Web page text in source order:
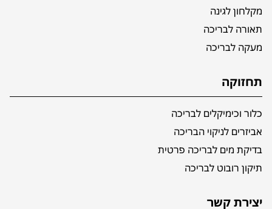
מקלחון לגינה
תאורה לבריכה
מעקה לבריכה
תחזוקה
כלור וכימיקלים לבריכה
אביזרים לניקוי הבריכה
בדיקת מים לבריכה פרטית
תיקון רובוט לבריכה
יצירת קשר